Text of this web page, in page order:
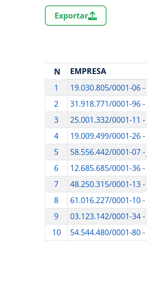
Exportar
N EMPRESA
1
19.030.805/0001-06 -
2
31.918.771/0001-96 -
3
25.001.332/0001-11 -
4
19.009.499/0001-26 -
5
58.556.442/0001-07 -
6
12.685.685/0001-36 -
7
48.250.315/0001-13 -
8
61.016.227/0001-10 -
9
03.123.142/0001-34 -
10
54.544.480/0001-80 -